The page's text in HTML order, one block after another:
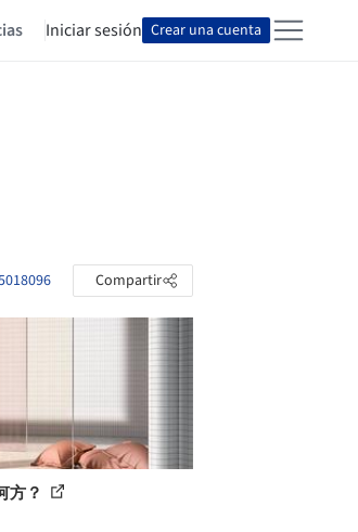
Iniciar sesión Crear una cuenta
Compartir
方？